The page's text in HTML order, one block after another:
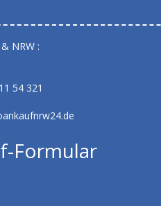
NRW :
54 321
Formular